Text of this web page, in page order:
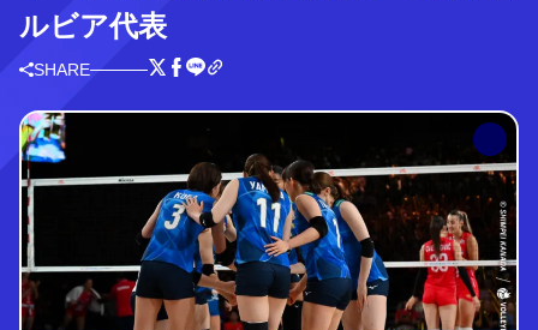
ルビア代表
SHARE